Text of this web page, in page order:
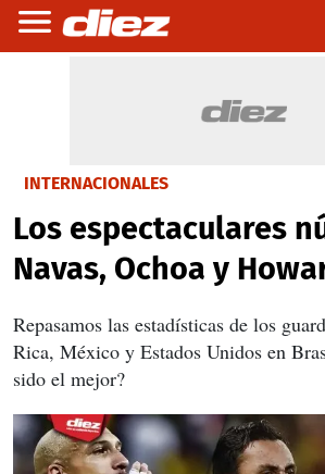
INTERNACIONALES
Los espectaculares
Navas, Ochoa y
Repasamos las estadísticas de los
Rica, México y Estados Unidos en
sido el mejor?